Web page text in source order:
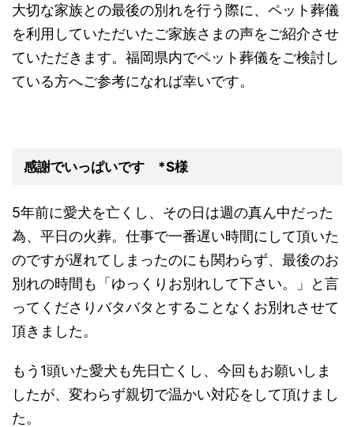
大切な家族との最後の別れを行う際に、ペット葬儀
を利用していただいたご家族さまの声をご紹介させ
ていただきます。福岡県内でペット葬儀をご検討し
ている方へご参考になれば幸いです。
感謝でいっぱいです *S様
5年前に愛犬を亡くし、その日は週の真ん中だった
為、平日の火葬。仕事で一番遅い時間にして頂いた
のですが遅れてしまったのにも関わらず、最後のお
別れの時間も「ゆっくりお別れして下さい。」と言
ってくださりバタバタとすることなくお別れさせて
頂きました。
もう1頭いた愛犬も先日亡くし、今回もお願いしま
したが、変わらず親切で温かい対応をして頂けまし
た。